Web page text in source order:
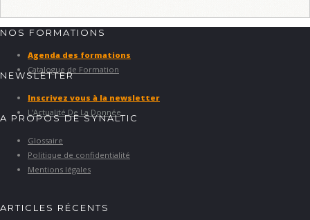
NOS FORMATIONS
Agenda des formations
Catalogue de Formation
NEWSLETTER
Inscrivez vous à la newsletter
L’Actualité De La Donnée
A PROPOS DE SYNALTIC
Glossaire
Politique de confidentialité
Mentions légales
ARTICLES RÉCENTS